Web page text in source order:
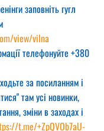
заповніть гугл
view/vilna
телефонуйте +380
за посиланням і
там усі новинки,
зміни в заходах і
t.me/+ZpQVOb7aU-